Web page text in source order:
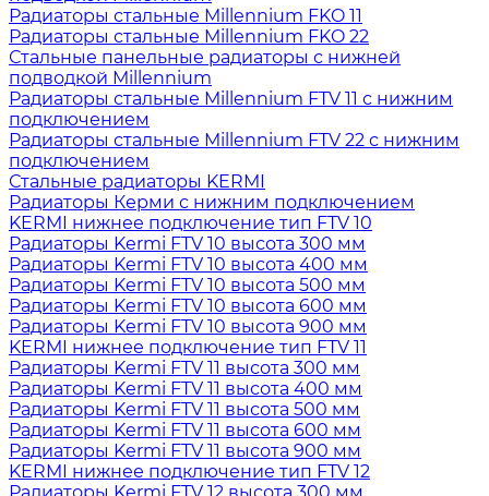
Радиаторы стальные Millennium FKO 11
Радиаторы стальные Millennium FKO 22
Стальные панельные радиаторы с нижней
подводкой Millennium
Радиаторы стальные Millennium FTV 11 с нижним
подключением
Радиаторы стальные Millennium FTV 22 с нижним
подключением
Стальные радиаторы KERMI
Радиаторы Керми с нижним подключением
KERMI нижнее подключение тип FTV 10
Радиаторы Kermi FTV 10 высота 300 мм
Радиаторы Kermi FTV 10 высота 400 мм
Радиаторы Kermi FTV 10 высота 500 мм
Радиаторы Kermi FTV 10 высота 600 мм
Радиаторы Kermi FTV 10 высота 900 мм
KERMI нижнее подключение тип FTV 11
Радиаторы Kermi FTV 11 высота 300 мм
Радиаторы Kermi FTV 11 высота 400 мм
Радиаторы Kermi FTV 11 высота 500 мм
Радиаторы Kermi FTV 11 высота 600 мм
Радиаторы Kermi FTV 11 высота 900 мм
KERMI нижнее подключение тип FTV 12